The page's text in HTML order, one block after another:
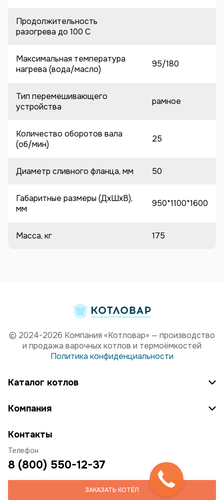
Продолжительность
разогрева до 100 C
Максимальная температура
нагрева (вода/масло)
95/180
Тип перемешивающего
устройства
рамное
Количество оборотов вала
(об/мин)
25
Диаметр сливного фланца, мм 50
Габаритные размеры (ДхШхВ),
мм
950*1100*1600
Масса, кг 175
© 2024-2026 Компания «Котловар» — производство
и продажа варочных котлов и термоёмкостей
Политика конфиденциальности
Каталог котлов
Компания
Контакты
Телефон
8 (800) 550-12-37
ЗАКАЗАТЬ КОТЁЛ